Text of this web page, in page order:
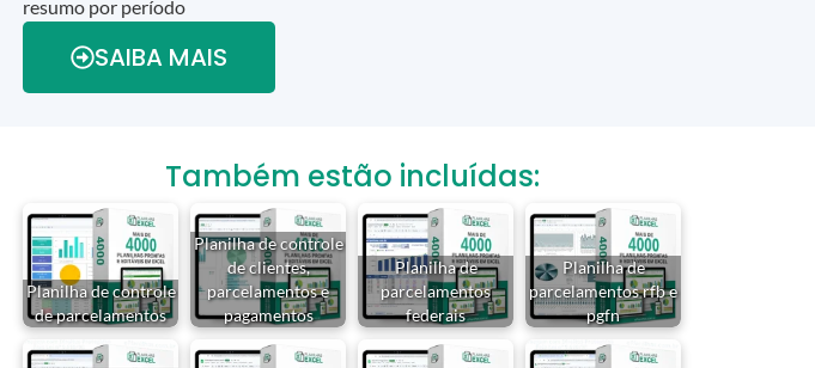
resumo por período
SAIBA MAIS
Também estão incluídas:
Planilha de controle
de parcelamentos
Planilha de controle
de clientes,
parcelamentos e
pagamentos
Planilha de
parcelamentos
federais
Planilha de
parcelamentos rfb e
pgfn